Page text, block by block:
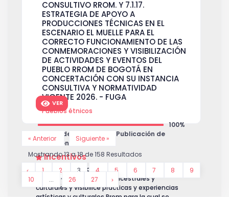
CONSULTIVO RROM. Y 7.1.17.
ESTRATEGIA DE APOYO A
PRODUCCIONES TÉCNICAS EN EL
ESCENARIO EL MUELLE PARA EL
CORRECTO FUNCIONAMIENTO DE LAS
CONMEMORACIONES Y VISIBILIZACIÓN
DE ACTIVIDADES Y EVENTOS DEL
PUEBLO RROM DE BOGOTÁ EN
CONCERTACIÓN CON SU INSTANCIA
CONSULTIVA Y NORMATIVIDAD
VIGENTE 2026. - FUGA
Pueblos étnicos
100%
Estado de la invitación: Publicación de
seleccionados
Incentivos
Categoría 1: Estrategia que fortalezca y
promueva las prácticas ancestrales y
culturales y visibilice prácticas y experiencias
VER
« Anterior
Siguiente »
Mostrando13a18de158 Resultados
1
2 3 4 5 6 7 8
9
10
... 26 27